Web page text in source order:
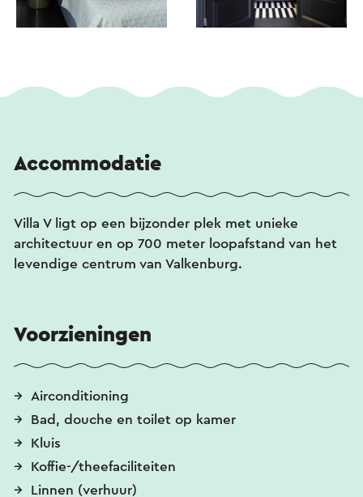
Accommodatie
Villa V ligt op een bijzonder plek met unieke
architectuur en op 700 meter loopafstand van het
levendige centrum van Valkenburg.
Voorzieningen
Airconditioning
Bad, douche en toilet op kamer
Kluis
Koffie-/theefaciliteiten
Linnen (verhuur)